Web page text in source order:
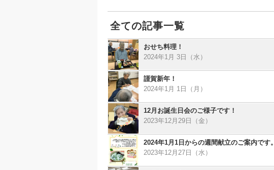
全ての記事一覧
おせち料理！
2024年1月 3日（水）
謹賀新年！
2024年1月 1日（月）
12月お誕生日会のご様子です！
2023年12月29日（金）
2024年1月1日からの週間献立のご案内です。
2023年12月27日（水）